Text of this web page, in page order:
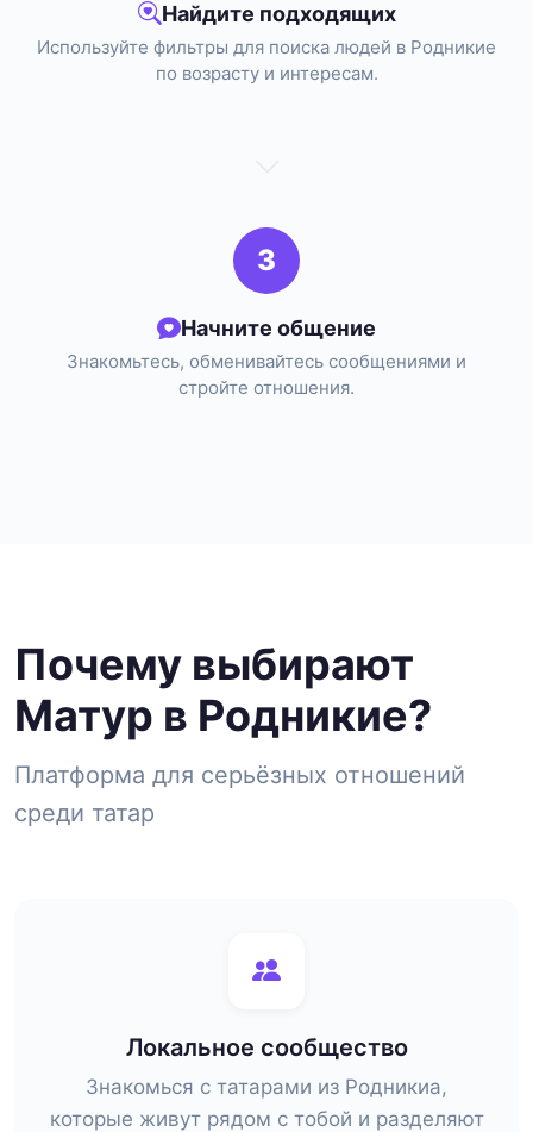
Найдите подходящих
Используйте фильтры для поиска людей в Родникие
по возрасту и интересам.
3
Начните общение
Знакомьтесь, обменивайтесь сообщениями и
стройте отношения.
Почему выбирают
Матур в Родникие?
Платформа для серьёзных отношений
среди татар
Локальное сообщество
Знакомься с татарами из Родникиа,
которые живут рядом с тобой и разделяют